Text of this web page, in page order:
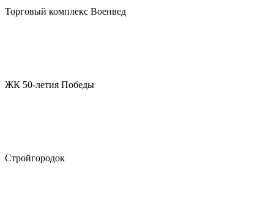
Торговый комплекс Военвед
ЖК 50-летия Победы
Стройгородок